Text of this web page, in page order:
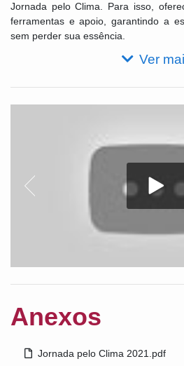
Jornada pelo Clima. Para isso,
ferramentas e apoio, garantindo a
sem perder sua essência.
Ver
Anexos
Jornada pelo Clima 2021.pdf